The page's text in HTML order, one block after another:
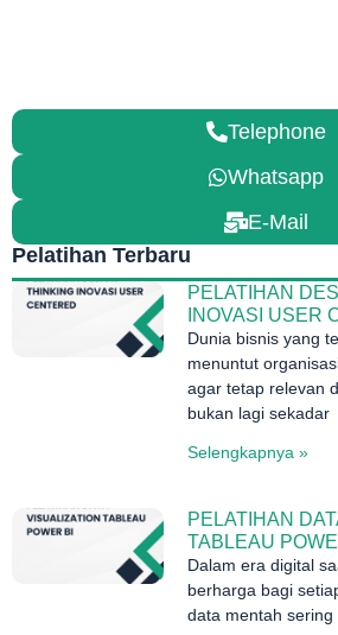
Telephone
Whatsapp
E-Mail
Pelatihan Terbaru
PELATIHAN
INOVASI USER
Dunia bisnis yang
menuntut
agar tetap relevan
bukan lagi sekadar
Selengkapnya »
PELATIHAN
TABLEAU
Dalam era digital
berharga bagi
data mentah